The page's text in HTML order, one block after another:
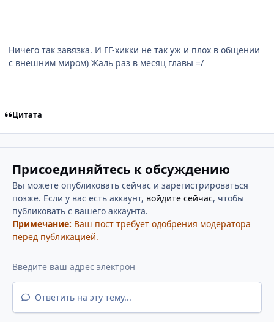
Ничего так завязка. И ГГ-хикки не так уж и плох в общении
с внешним миром) Жаль раз в месяц главы =/
Цитата
Присоединяйтесь к обсуждению
Вы можете опубликовать сейчас и зарегистрироваться
позже. Если у вас есть аккаунт, войдите сейчас, чтобы
публиковать с вашего аккаунта.
Примечание: Ваш пост требует одобрения модератора
перед публикацией.
Ответить на эту тему...